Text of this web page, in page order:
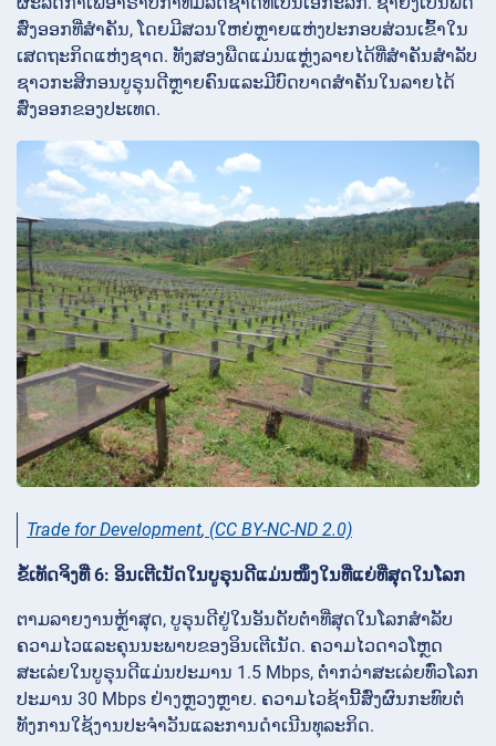
ສົ່ງອອກທີ່ສຳຄັນ, ໂດຍມີສວນໃຫຍ່ຫຼາຍແຫ່ງປະກອບສ່ວນເຂົ້າໃນ
ເສດຖະກິດແຫ່ງຊາດ. ທັງສອງພືດແມ່ນແຫຼ່ງລາຍໄດ້ທີ່ສຳຄັນສຳລັບ
ຊາວກະສິກອນບູຣຸນດີຫຼາຍຄົນແລະມີບົດບາດສຳຄັນໃນລາຍໄດ້
ສົ່ງອອກຂອງປະເທດ.
Trade for Development, (CC BY-NC-ND 2.0)
ຂໍ້ເທັດຈິງທີ່ 6: ອິນເຕີເນັດໃນບູຣຸນດີແມ່ນໜຶ່ງໃນທີ່ແຍ່ທີ່ສຸດໃນໂລກ
ຕາມລາຍງານຫຼ້າສຸດ, ບູຣຸນດີຢູ່ໃນອັນດັບຕ່ຳທີ່ສຸດໃນໂລກສຳລັບ
ຄວາມໄວແລະຄຸນນະພາບຂອງອິນເຕີເນັດ. ຄວາມໄວດາວໂຫຼດ
ສະເລ່ຍໃນບູຣຸນດີແມ່ນປະມານ 1.5 Mbps, ຕ່ຳກວ່າສະເລ່ຍທົ່ວໂລກ
ປະມານ 30 Mbps ຢ່າງຫຼວງຫຼາຍ. ຄວາມໄວຊ້ານີ້ສົ່ງຜົນກະທົບຕໍ່
ທັງການໃຊ້ງານປະຈຳວັນແລະການດຳເນີນທຸລະກິດ.